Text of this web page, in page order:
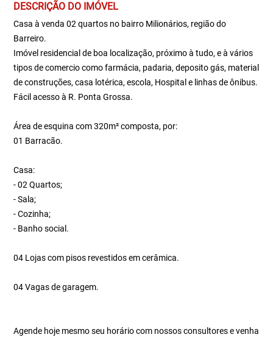
DESCRIÇÃO DO IMÓVEL
Casa à venda 02 quartos no bairro Milionários, região do
Barreiro.
Imóvel residencial de boa localização, próximo à tudo, e à vários
tipos de comercio como farmácia, padaria, deposito gás, material
de construções, casa lotérica, escola, Hospital e linhas de ônibus.
Fácil acesso à R. Ponta Grossa.
Área de esquina com 320m² composta, por:
01 Barracão.
Casa:
- 02 Quartos;
- Sala;
- Cozinha;
- Banho social.
04 Lojas com pisos revestidos em cerâmica.
04 Vagas de garagem.
Agende hoje mesmo seu horário com nossos consultores e venha